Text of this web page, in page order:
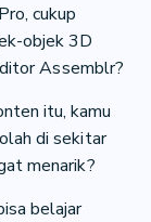
cukup
objek 3D
Assemblr?
itu, kamu
di sekitar
menarik?
belajar